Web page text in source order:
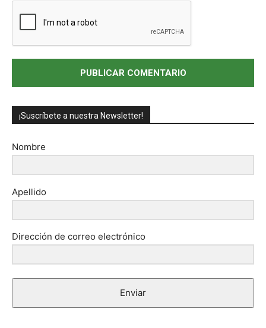
¡Suscríbete a nuestra Newsletter!
Nombre
Apellido
Dirección de correo electrónico
Enviar